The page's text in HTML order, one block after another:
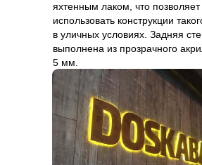
яхтенным лаком, что позволяет
использовать конструкции
в уличных условиях. Задняя
выполнена из прозрачного
5 мм.